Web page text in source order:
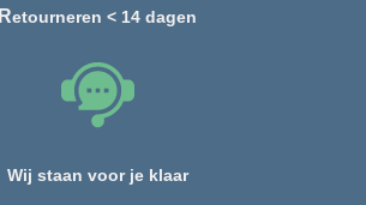
Retourneren < 14 dagen
Wij staan voor je klaar